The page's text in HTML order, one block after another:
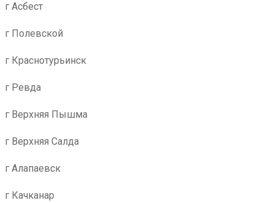
г Асбест
г Полевской
г Краснотурьинск
г Ревда
г Верхняя Пышма
г Верхняя Салда
г Алапаевск
г Качканар